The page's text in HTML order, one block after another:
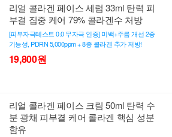
리얼 콜라겐 페이스 세럼 33ml 탄력 피
부결 집중 케어 79% 콜라겐수 처방
[피부자극테스트 0.0 무자극 인증] 미백+주름 개선 2중
기능성, PDRN 5,000ppm + 8종 콜라겐 추가 저방!
19,800원
리얼 콜라겐 페이스 크림 50ml 탄력 수
분 광채 피부결 케어 콜라겐 핵심 성분
함유